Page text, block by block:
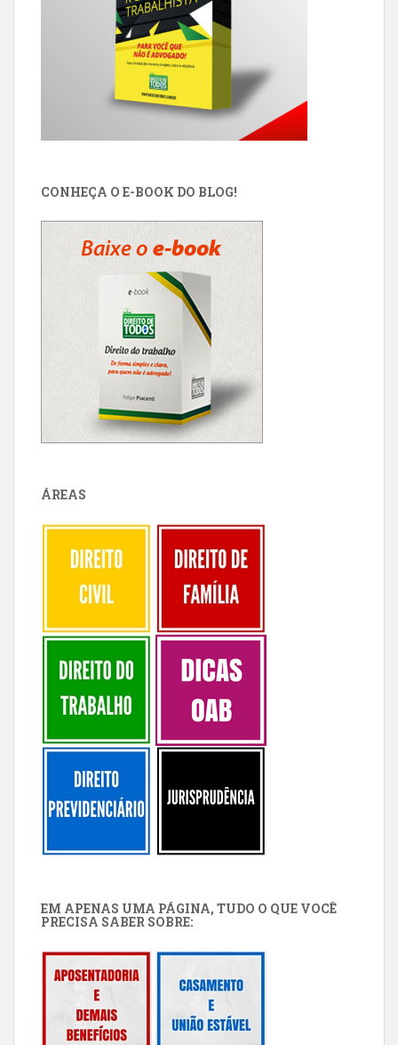
CONHEÇA O E-BOOK DO BLOG!
ÁREAS
EM APENAS UMA PÁGINA, TUDO O QUE VOCÊ
PRECISA SABER SOBRE: